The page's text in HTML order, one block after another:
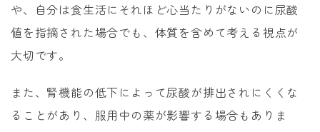
や、自分は食生活にそれほど心当たりがないのに尿酸
値を指摘された場合でも、体質を含めて考える視点が
大切です。
また、腎機能の低下によって尿酸が排出されにくくな
ることがあり、服用中の薬が影響する場合もありま